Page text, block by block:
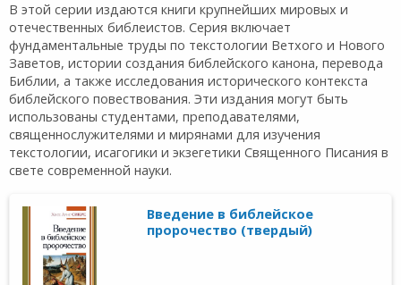
В этой серии издаются книги крупнейших мировых и
отечественных библеистов. Серия включает
фундаментальные труды по текстологии Ветхого и Нового
Заветов, истории создания библейского канона, перевода
Библии, а также исследования исторического контекста
библейского повествования. Эти издания могут быть
использованы студентами, преподавателями,
священнослужителями и мирянами для изучения
текстологии, исагогики и экзегетики Священного Писания в
свете современной науки.
Введение в библейское
пророчество (твердый)